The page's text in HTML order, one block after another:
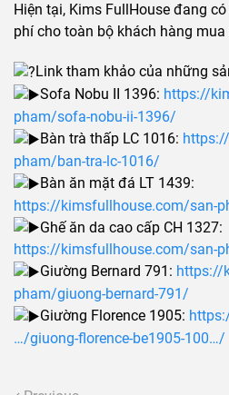
Hiện tại, Kims FullHouse đang
phí cho toàn bộ khách hàng
Link tham khảo của những
Sofa Nobu II 1396: https://
pham/sofa-nobu-ii-1396/
Bàn trà thấp LC 1016:
pham/ban-tra-lc-1016/
Bàn ăn mặt đá LT 1439:
https://kimsfullhouse.com/san-
Ghế ăn da cao cấp CH 1327:
https://kimsfullhouse.com/san-
Giường Bernard 791: https://
pham/giuong-bernard-791/
Giường Florence 1905:
…/giuong-florence-be1905-100…/